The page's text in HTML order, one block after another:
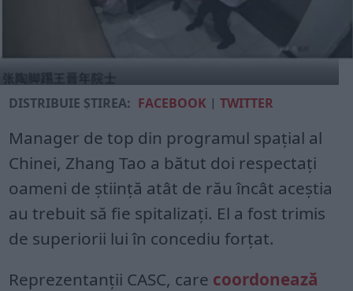
DISTRIBUIE ȘTIREA: FACEBOOK |TWITTER
Manager de top din programul spaţial al
Chinei, Zhang Tao a bătut doi respectaţi
oameni de ştiinţă atât de rău încât aceştia
au trebuit să fie spitalizaţi. El a fost trimis
de superiorii lui în concediu forţat.
Reprezentanţii CASC, care coordonează